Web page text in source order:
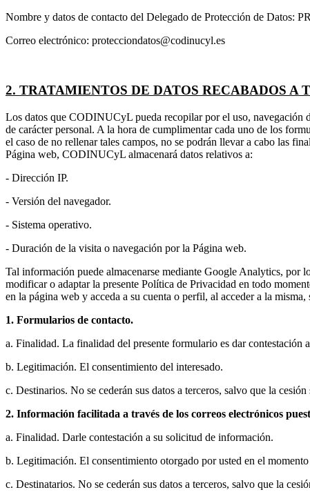
Nombre y datos de contacto del Delegado de Protección de Datos:
Correo electrónico: protecciondatos@codinucyl.es
2. TRATAMIENTOS DE DATOS RECABADOS A
Los datos que CODINUCyL pueda recopilar por el uso,
de carácter personal. A la hora de cumplimentar cada uno de los
el caso de no rellenar tales campos, no se podrán llevar a cabo las
Página web, CODINUCyL almacenará datos relativos a:
- Dirección IP.
- Versión del navegador.
- Sistema operativo.
- Duración de la visita o navegación por la Página web.
Tal información puede almacenarse mediante Google Analytics,
modificar o adaptar la presente Política de Privacidad en todo
en la página web y acceda a su cuenta o perfil, al acceder a la
1. Formularios de contacto.
a. Finalidad. La finalidad del presente formulario es dar
b. Legitimación. El consentimiento del interesado.
c. Destinarios. No se cederán sus datos a terceros, salvo que la
2. Información facilitada a través de los correos electrónicos
a. Finalidad. Darle contestación a su solicitud de información.
b. Legitimación. El consentimiento otorgado por usted en el
c. Destinatarios. No se cederán sus datos a terceros, salvo que la